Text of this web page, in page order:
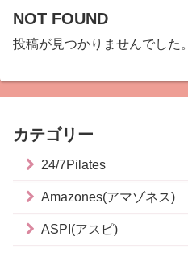
NOT FOUND
投稿が見つかりませんでした。
カテゴリー
24/7Pilates
Amazones(アマゾネス)
ASPI(アスピ)